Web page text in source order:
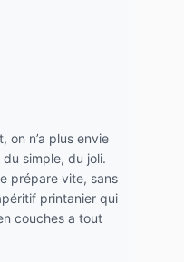
on n’a plus envie
simple, du joli.
prépare vite, sans
printanier qui
couches a tout